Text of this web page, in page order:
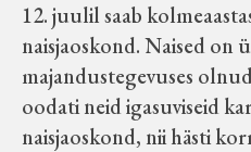
12. juulil saab
naisjaoskond. Naised on
majandustegevuses
oodati neid igasuviseid
naisjaoskond, nii hästi